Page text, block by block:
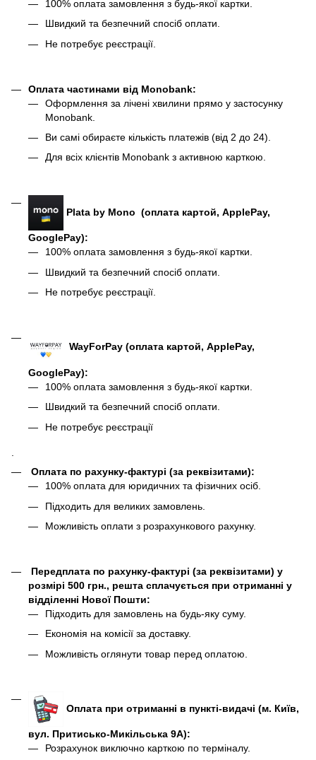
100% оплата замовлення з будь-якої картки.
Швидкий та безпечний спосіб оплати.
Не потребує реєстрації.
Оплата частинами від Monobank:
Оформлення за лічені хвилини прямо у застосунку
Monobank.
Ви самі обираєте кількість платежів (від 2 до 24).
Для всіх клієнтів Monobank з активною карткою.
Plata by Mono (оплата картой, ApplePay,
GooglePay):
100% оплата замовлення з будь-якої картки.
Швидкий та безпечний спосіб оплати.
Не потребує реєстрації.
WayForPay (оплата картой, ApplePay,
GooglePay):
100% оплата замовлення з будь-якої картки.
Швидкий та безпечний спосіб оплати.
Не потребує реєстрації
.
Оплата по рахунку-фактурі (за реквізитами):
100% оплата для юридичних та фізичних осіб.
Підходить для великих замовлень.
Можливість оплати з розрахункового рахунку.
Передплата по рахунку-фактурі (за реквізитами) у
розмірі 500 грн., решта сплачується при отриманні у
відділенні Нової Пошти:
Підходить для замовлень на будь-яку суму.
Економія на комісії за доставку.
Можливість оглянути товар перед оплатою.
Оплата при отриманні в пункті-видачі (м. Київ,
вул. Притисько-Микільська 9А):
Розрахунок виключно карткою по терміналу.